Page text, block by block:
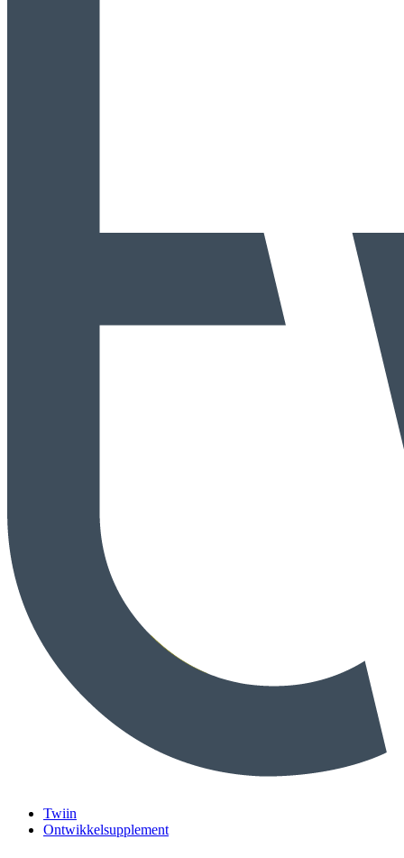
Twiin
Ontwikkelsupplement